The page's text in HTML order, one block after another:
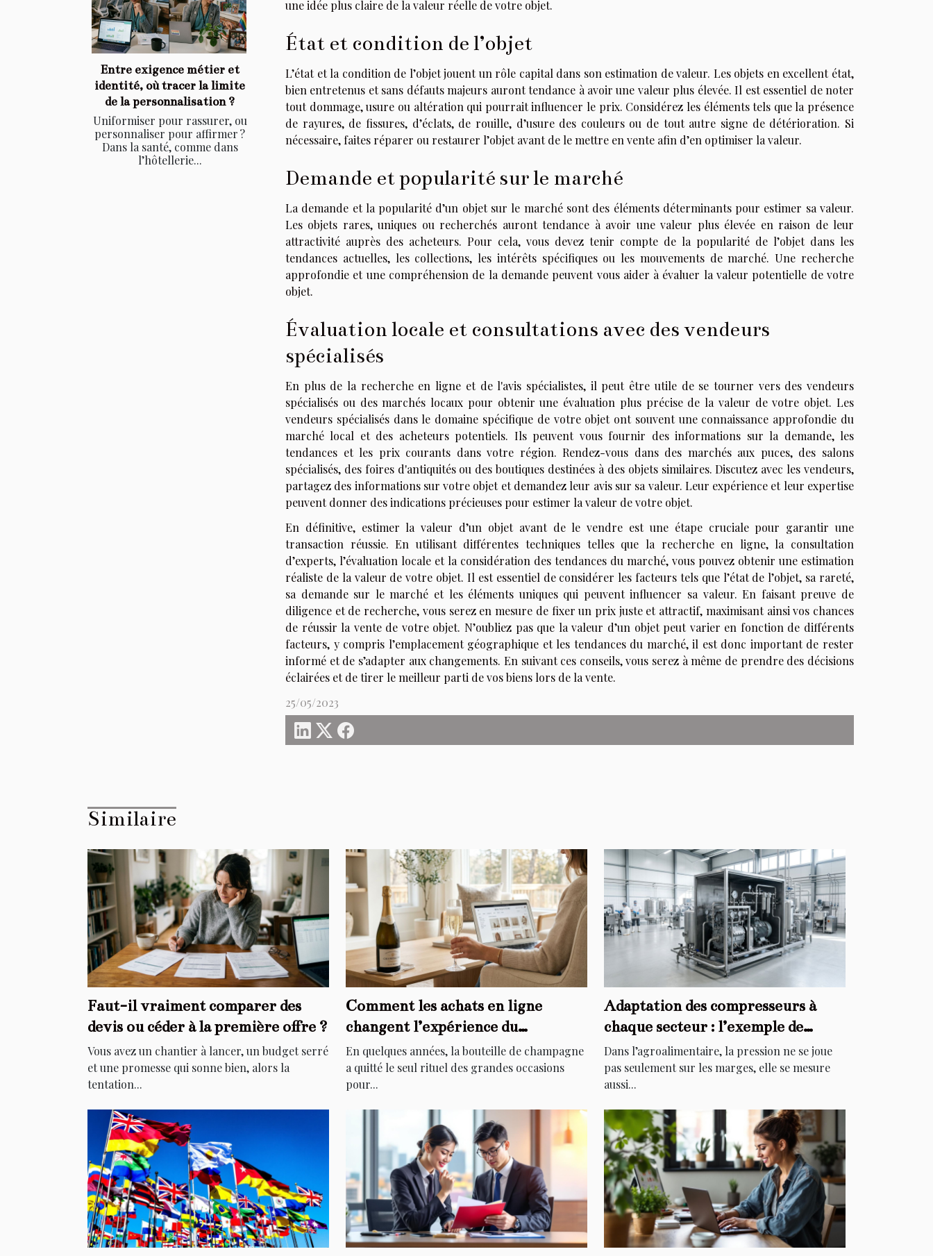
Entre exigence métier et
identité, où tracer la limite
de la personnalisation ?
Uniformiser pour rassurer, ou
personnaliser pour affirmer ?
Dans la santé, comme dans
l’hôtellerie...
une idée plus claire de la valeur réelle de votre objet.
État et condition de l’objet
L’état et la condition de l’objet jouent un rôle capital dans son estimation de valeur. Les objets en excellent état,
bien entretenus et sans défauts majeurs auront tendance à avoir une valeur plus élevée. Il est essentiel de noter
tout dommage, usure ou altération qui pourrait influencer le prix. Considérez les éléments tels que la présence
de rayures, de fissures, d’éclats, de rouille, d’usure des couleurs ou de tout autre signe de détérioration. Si
nécessaire, faites réparer ou restaurer l’objet avant de le mettre en vente afin d’en optimiser la valeur.
Demande et popularité sur le marché
La demande et la popularité d’un objet sur le marché sont des éléments déterminants pour estimer sa valeur.
Les objets rares, uniques ou recherchés auront tendance à avoir une valeur plus élevée en raison de leur
attractivité auprès des acheteurs. Pour cela, vous devez tenir compte de la popularité de l’objet dans les
tendances actuelles, les collections, les intérêts spécifiques ou les mouvements de marché. Une recherche
approfondie et une compréhension de la demande peuvent vous aider à évaluer la valeur potentielle de votre
objet.
Évaluation locale et consultations avec des vendeurs
spécialisés
En plus de la recherche en ligne et de l'avis spécialistes, il peut être utile de se tourner vers des vendeurs
spécialisés ou des marchés locaux pour obtenir une évaluation plus précise de la valeur de votre objet. Les
vendeurs spécialisés dans le domaine spécifique de votre objet ont souvent une connaissance approfondie du
marché local et des acheteurs potentiels. Ils peuvent vous fournir des informations sur la demande, les
tendances et les prix courants dans votre région. Rendez-vous dans des marchés aux puces, des salons
spécialisés, des foires d'antiquités ou des boutiques destinées à des objets similaires. Discutez avec les vendeurs,
partagez des informations sur votre objet et demandez leur avis sur sa valeur. Leur expérience et leur expertise
peuvent donner des indications précieuses pour estimer la valeur de votre objet.
En définitive, estimer la valeur d’un objet avant de le vendre est une étape cruciale pour garantir une
transaction réussie. En utilisant différentes techniques telles que la recherche en ligne, la consultation
d’experts, l’évaluation locale et la considération des tendances du marché, vous pouvez obtenir une estimation
réaliste de la valeur de votre objet. Il est essentiel de considérer les facteurs tels que l’état de l’objet, sa rareté,
sa demande sur le marché et les éléments uniques qui peuvent influencer sa valeur. En faisant preuve de
diligence et de recherche, vous serez en mesure de fixer un prix juste et attractif, maximisant ainsi vos chances
de réussir la vente de votre objet. N’oubliez pas que la valeur d’un objet peut varier en fonction de différents
facteurs, y compris l’emplacement géographique et les tendances du marché, il est donc important de rester
informé et de s’adapter aux changements. En suivant ces conseils, vous serez à même de prendre des décisions
éclairées et de tirer le meilleur parti de vos biens lors de la vente.
25/05/2023
Similaire
Faut-il vraiment comparer des
devis ou céder à la première offre ?
Vous avez un chantier à lancer, un budget serré
et une promesse qui sonne bien, alors la
tentation...
Comment les achats en ligne
changent l’expérience du
champagne à domicile
En quelques années, la bouteille de champagne
a quitté le seul rituel des grandes occasions
pour...
Adaptation des compresseurs à
chaque secteur : l’exemple de
l’agroalimentaire
Dans l’agroalimentaire, la pression ne se joue
pas seulement sur les marges, elle se mesure
aussi...